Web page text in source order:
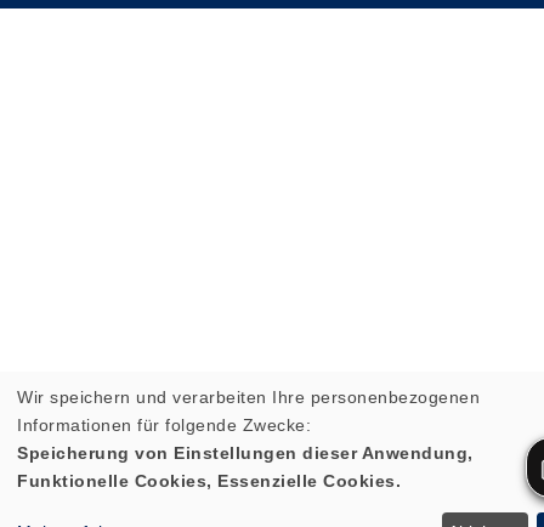
Wir speichern und verarbeiten Ihre personenbezogenen
Informationen für folgende Zwecke:
Speicherung von Einstellungen dieser Anwendung,
Funktionelle Cookies, Essenzielle Cookies.